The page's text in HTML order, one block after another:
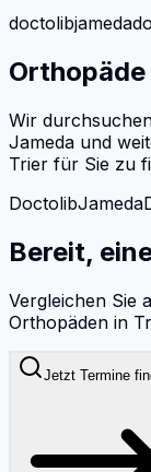
doctolibjameda
Orthopäde
Wir
Jameda und
Trier für Sie zu
DoctolibJameda
Bereit,
Vergleichen Sie
Orthopäden in
Jetzt Termine